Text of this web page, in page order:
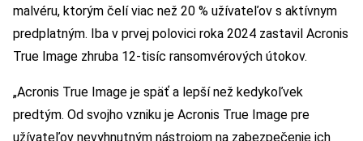
malvéru, ktorým čelí viac než 20 % užívateľov s aktívnym
predplatným. Iba v prvej polovici roka 2024 zastavil Acronis
True Image zhruba 12-tisíc ransomvérových útokov.
„Acronis True Image je späť a lepší než kedykoľvek
predtým. Od svojho vzniku je Acronis True Image pre
užívateľov nevyhnutným nástrojom na zabezpečenie ich